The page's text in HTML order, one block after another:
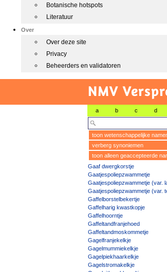
Botanische hotspots
Literatuur
Over
Over deze site
Privacy
Beheerders en validatoren
NMV
a b c d
toon wetenschappelijke
verberg synoniemen
toon alleen geaccepteerde
Gaaf dwergkorstje
Gaatjespoliepzwammetje
Gaatjespoliepzwammetje (var.
Gaatjespoliepzwammetje (var.
Gaffelborstelbekertje
Gaffelharig kwastkopje
Gaffelhoorntje
Gaffeltandfranjehoed
Gaffeltandmoskommetje
Gagelfranjekelkje
Gagelmummiekelkje
Gagelpiekhaarkelkje
Gagelstromakelkje